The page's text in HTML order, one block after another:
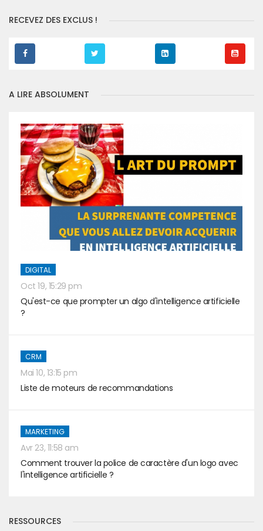
RECEVEZ DES EXCLUS !
A LIRE ABSOLUMENT
DIGITAL
Oct 19, 15:29 pm
Qu'est-ce que prompter un algo d'intelligence artificielle
?
CRM
Mai 10, 13:15 pm
Liste de moteurs de recommandations
MARKETING
Avr 23, 11:58 am
Comment trouver la police de caractère d'un logo avec
l'intelligence artificielle ?
RESSOURCES